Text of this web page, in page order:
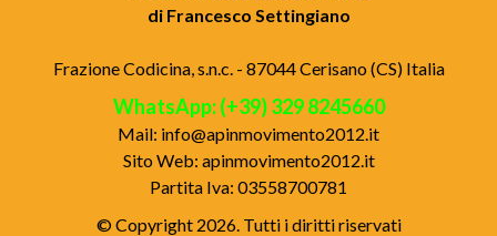
di Francesco Settingiano
Frazione Codicina, s.n.c. - 87044 Cerisano (CS) Italia
WhatsApp: (+39) 329 8245660
Mail: info@apinmovimento2012.it
Sito Web: apinmovimento2012.it
Partita Iva: 03558700781
© Copyright 2026. Tutti i diritti riservati